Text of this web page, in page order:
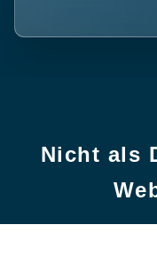
Nicht als